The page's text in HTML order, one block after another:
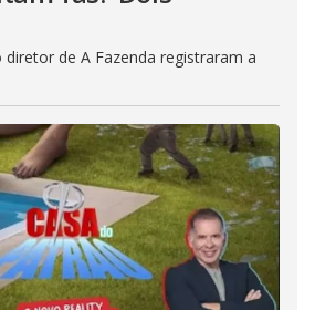
de A Fazenda registraram a